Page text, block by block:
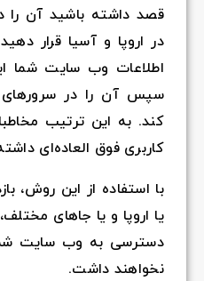
قصد داشته باشید آن را
اطلاعات وب سایت شما
سپس آن را در سرورهای
کند. به این ترتیب
کاربری فوق العاده‌ای
با استفاده از این روش،
یا اروپا و یا جاهای
دسترسی به وب سایت شما
نخواهند داشت.